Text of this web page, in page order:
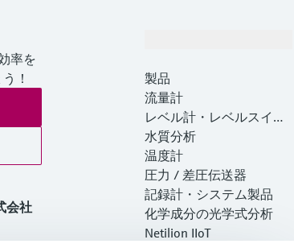
率を
！
会社
製品
流量計
レベル計・レベルスイッ
チ
水質分析
温度計
圧力 / 差圧伝送器
記録計・システム製品
化学成分の光学式分析
Netilion IIoT